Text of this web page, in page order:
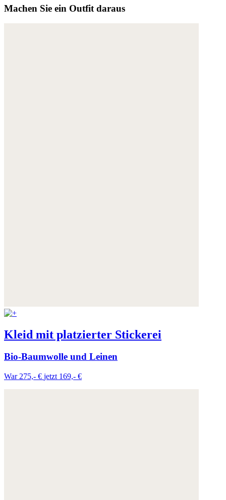
Machen Sie ein Outfit daraus
Kleid mit platzierter Stickerei
Bio-Baumwolle und Leinen
War 275,- € jetzt 169,- €